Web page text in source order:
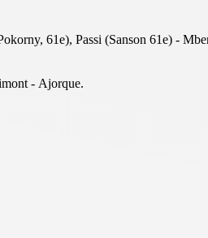
61e), Passi (Sanson 61e) -
- Ajorque.